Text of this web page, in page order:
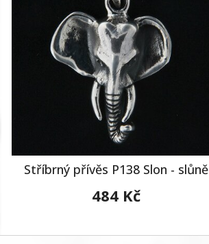
Stříbrný přívěs P138 Slon - slůně
484 Kč